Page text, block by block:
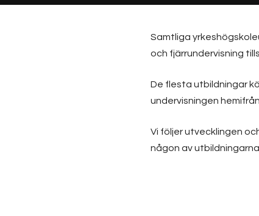
Samtliga
och fjärrundervisning
De flesta utbildningar
undervisningen hemifrån.
Vi följer utvecklingen
någon av